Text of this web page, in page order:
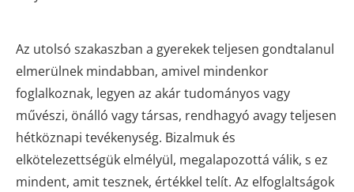
Az utolsó szakaszban a gyerekek teljesen gondtalanul
elmerülnek mindabban, amivel mindenkor
foglalkoznak, legyen az akár tudományos vagy
művészi, önálló vagy társas, rendhagyó avagy teljesen
hétköznapi tevékenység. Bizalmuk és
elkötelezettségük elmélyül, megalapozottá válik, s ez
mindent, amit tesznek, értékkel telít. Az elfoglaltságok